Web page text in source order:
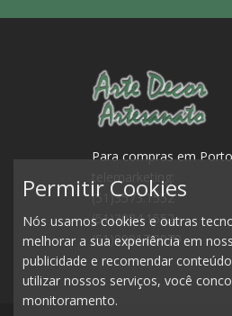
Para compras em
telemarketing:
(51)3573.1552
(51)3084.1552
(51)99917.0979
Permitir Cookies
Nós usamos cookies e outras
melhorar a sua experiência em
publicidade e recomendar
utilizar nossos serviços, você
monitoramento.